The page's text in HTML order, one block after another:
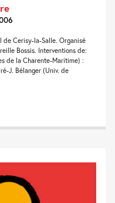
Cerisy-la-Salle. Organisé
Bossis. Interventions de:
de la Charente-Maritime) :
J. Bélanger (Univ. de